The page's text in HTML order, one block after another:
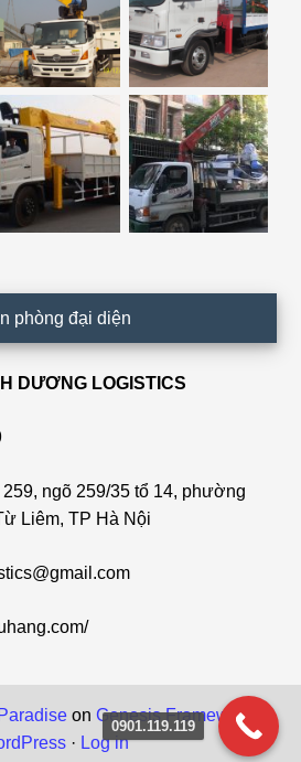
phòng đại diện
DƯƠNG LOGISTICS
ngõ 259/35 tổ 14, phường
Liêm, TP Hà Nội
Paradise on Genesis Framework
· Log in
0901.119.119